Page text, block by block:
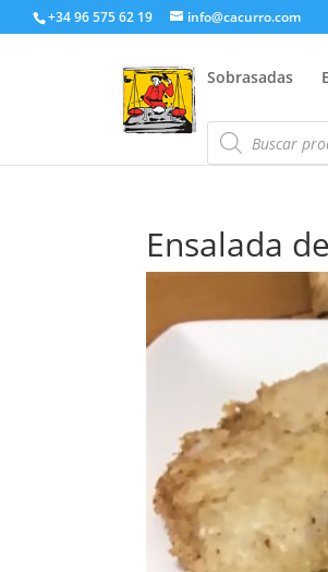
+34 96 575 62 19 info@cacurro.com
Sobrasadas
Búsqueda
de
productos
Ensalada